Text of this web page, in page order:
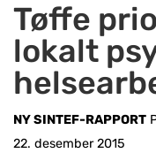
Tøffe
lokalt
NY SINTEF-RAPPORT
22. desember 2015